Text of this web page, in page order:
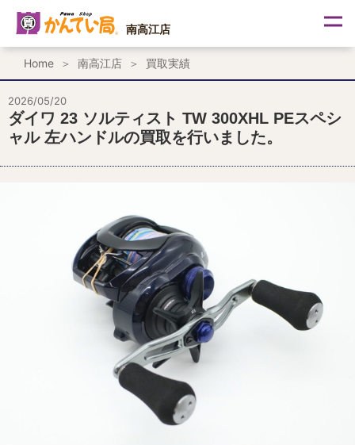
ス
ッ
プ
南高江店
Home 南高江店 買取実績
2026/05/20
ダイワ 23 ソルティスト TW 300XHL PEスペシ
ャル 左ハンドルの買取を行いました。